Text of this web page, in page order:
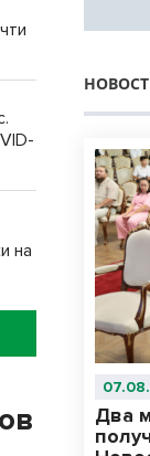
Два
на